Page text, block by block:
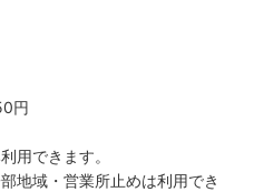
円
用できます。
地域・営業所止めは利用でき